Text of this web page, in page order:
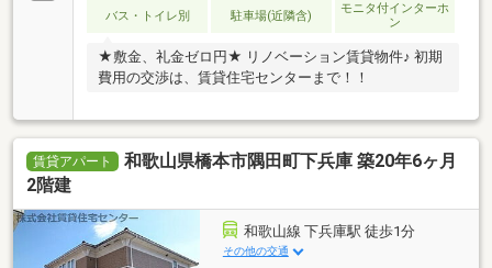
バス・トイレ別 駐車場(近隣含)
モニタ付インターホ
ン
★敷金、礼金ゼロ円★ リノベーション賃貸物件♪ 初期
費用の交渉は、賃貸住宅センターまで！！
賃貸アパート
和歌山県橋本市隅田町下兵庫 築20年6ヶ月
2階建
和歌山線 下兵庫駅 徒歩1分
その他の交通